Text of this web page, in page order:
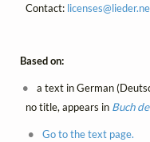
Contact: licenses@lieder.
Based on:
a text in German
no title, appears in Buch
Go to the text page.